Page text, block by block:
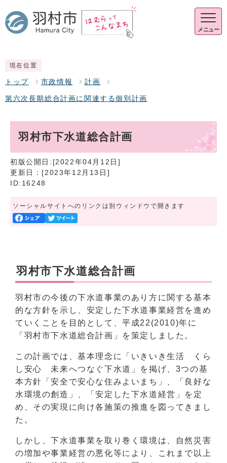
メニュー
現在位置
トップ 市政情報 計画
第六次長期総合計画に関連する個別計画
羽村市下水道総合計画
初版公開日:[2022年04月12日]
更新日：[2023年12月13日]
ID:16248
ソーシャルサイトへのリンクは別ウィンドウで開きます
羽村市下水道総合計画
羽村市の今後の下水道事業のあり方に関する基本
的な方針を示し、安定した下水道事業経営を進め
ていくことを目的として、平成22(2010)年に
「羽村市下水道総合計画」を策定しました。
この計画では、基本理念に「いきいき生活 くら
し安心 未来へつなぐ下水道」を掲げ、3つの基
本方針「安全で安心な住みよいまち」、「良好な
水環境の創造」、「安定した下水道経営」を定
め、その実現に向け各施策の推進を図ってきまし
た。
しかし、下水道事業を取り巻く環境は、自然災害
の増加や事業経営の悪化等により、これまで以上